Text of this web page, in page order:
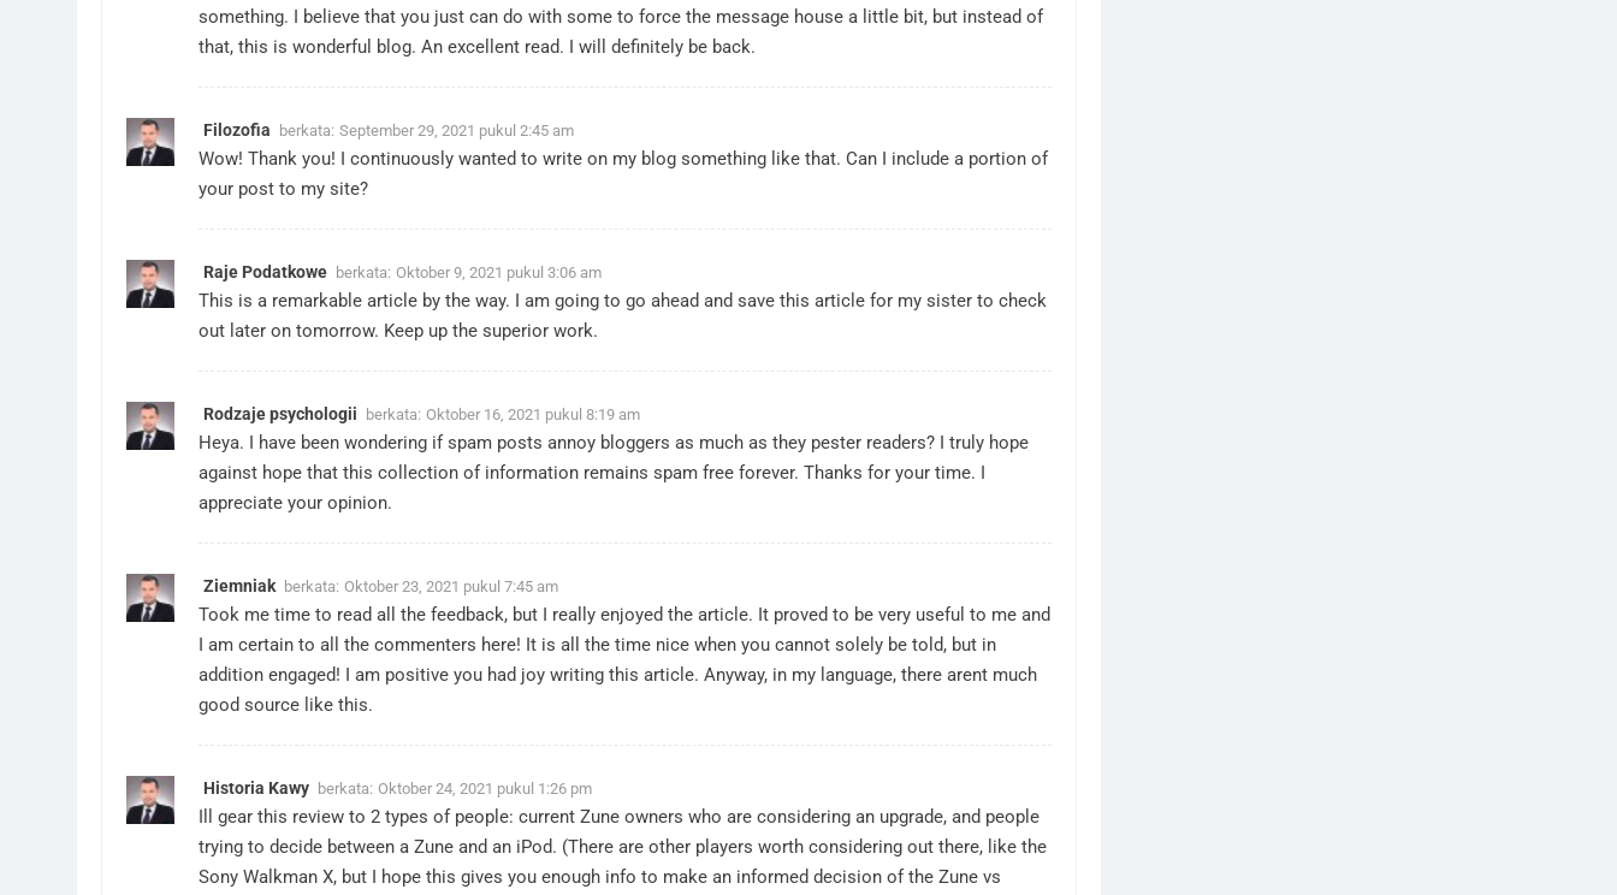
something. I believe that you just can do with some to force the message house a little bit, but instead of
that, this is wonderful blog. An excellent read. I will definitely be back.
Filozofia berkata: September 29, 2021 pukul 2:45 am
Wow! Thank you! I continuously wanted to write on my blog something like that. Can I include a portion of
your post to my site?
Raje Podatkowe berkata: Oktober 9, 2021 pukul 3:06 am
This is a remarkable article by the way. I am going to go ahead and save this article for my sister to check
out later on tomorrow. Keep up the superior work.
Rodzaje psychologii berkata: Oktober 16, 2021 pukul 8:19 am
Heya. I have been wondering if spam posts annoy bloggers as much as they pester readers? I truly hope
against hope that this collection of information remains spam free forever. Thanks for your time. I
appreciate your opinion.
Ziemniak berkata: Oktober 23, 2021 pukul 7:45 am
Took me time to read all the feedback, but I really enjoyed the article. It proved to be very useful to me and
I am certain to all the commenters here! It is all the time nice when you cannot solely be told, but in
addition engaged! I am positive you had joy writing this article. Anyway, in my language, there arent much
good source like this.
Historia Kawy berkata: Oktober 24, 2021 pukul 1:26 pm
Ill gear this review to 2 types of people: current Zune owners who are considering an upgrade, and people
trying to decide between a Zune and an iPod. (There are other players worth considering out there, like the
Sony Walkman X, but I hope this gives you enough info to make an informed decision of the Zune vs